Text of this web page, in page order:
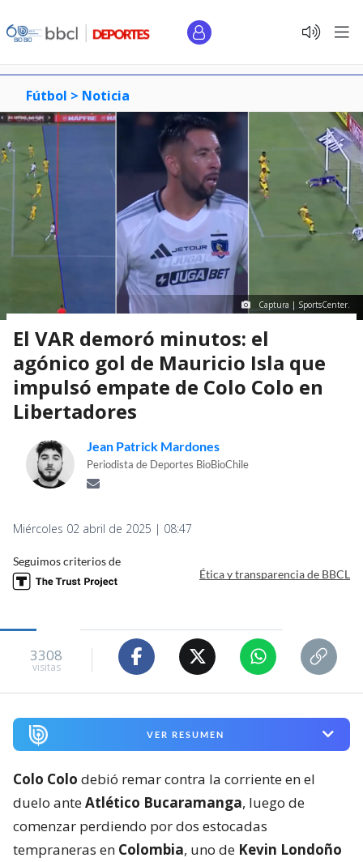
Fútbol > Noticia
Captura | SportsCenter.
El VAR demoró minutos: el
agónico gol de Mauricio Isla que
impulsó empate de Colo Colo en
Libertadores
Jean Patrick Mardones
Periodista de Deportes BioBioChile
Miércoles 02 abril de 2025 | 08:47
Seguimos criterios de
Ética y transparencia de BBCL
3308
visitas
VER RESUMEN
Colo Colo debió remar contra la corriente en el
duelo anteAtlético Bucaramanga, luego de
comenzar perdiendo por dos estocadas
tempraneras en Colombia, uno de Kevin Londoño